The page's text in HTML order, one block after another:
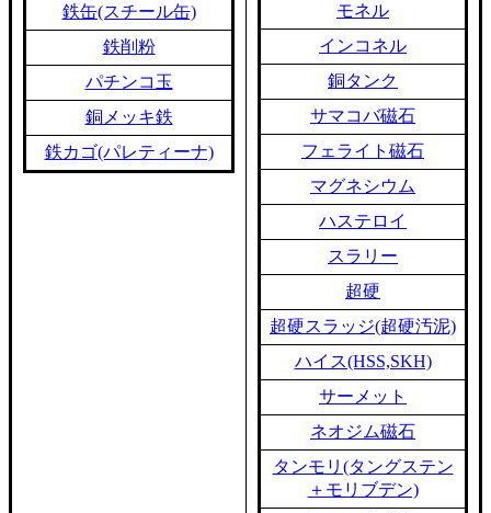
鉄缶(スチール缶)
鉄削粉
パチンコ玉
銅メッキ鉄
鉄カゴ(パレティーナ)
モネル
インコネル
銅タンク
サマコバ磁石
フェライト磁石
マグネシウム
ハステロイ
スラリー
超硬
超硬スラッジ(超硬汚泥)
ハイス(HSS,SKH)
サーメット
ネオジム磁石
タンモリ(タングステン
＋モリブデン)